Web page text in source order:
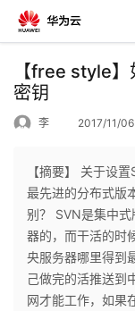
返
回
个
人
主
我
的
【free style
密钥
李 2017/11/06
【摘要】 关于设
最先进的分布式版
别？ SVN是集中
器的，而干活的时
央服务器哪里得到
己做完的活推送到
网才能工作，如果